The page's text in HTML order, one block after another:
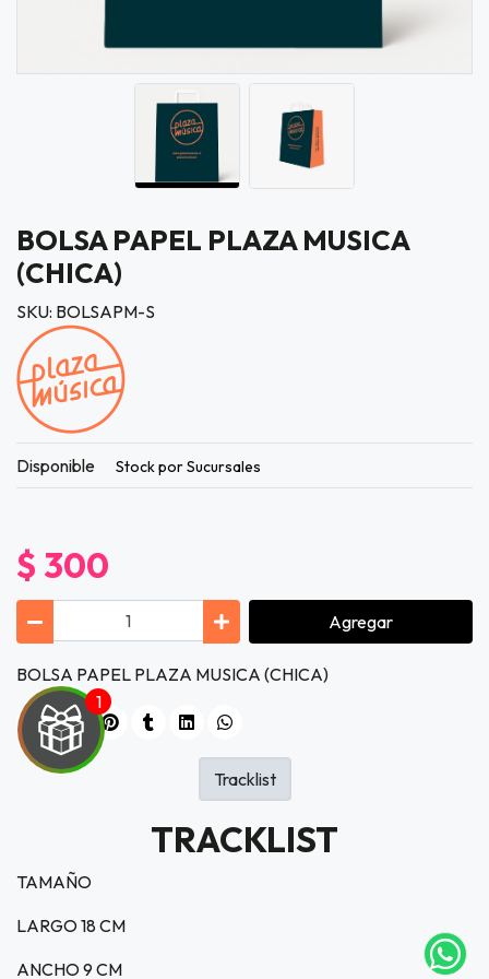
BOLSA PAPEL PLAZA MUSICA
(CHICA)
SKU: BOLSAPM-S
Disponible Stock por Sucursales
$ 300
Agregar
BOLSA PAPEL PLAZA MUSICA (CHICA)
TRACKLIST
TAMAÑO
LARGO 18 CM
ANCHO 9 CM
Tracklist